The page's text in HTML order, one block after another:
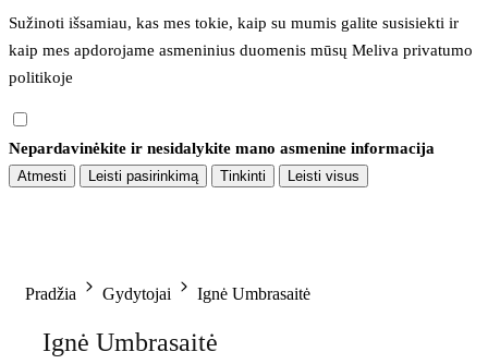
Sužinoti išsamiau, kas mes tokie, kaip su mumis galite susisiekti ir
kaip mes apdorojame asmeninius duomenis mūsų Meliva privatumo
politikoje
Nepardavinėkite ir nesidalykite mano asmenine informacija
Atmesti Leisti pasirinkimą Tinkinti Leisti visus
Pradžia Gydytojai Ignė Umbrasaitė
Ignė Umbrasaitė